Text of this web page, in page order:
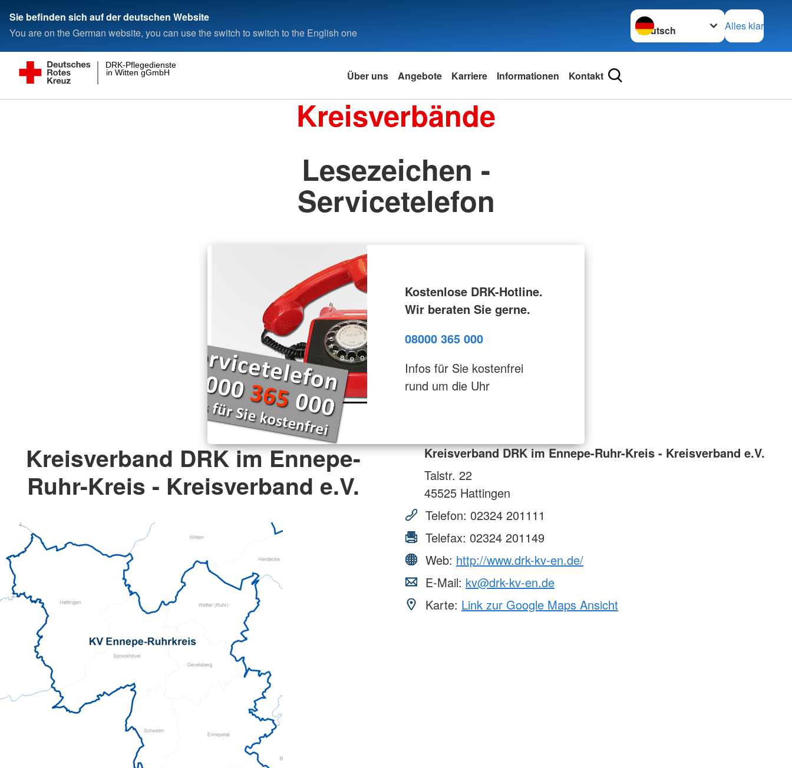
Sie befinden sich auf der deutschen Website
You are on the German website, you can use the switch to switch to the English one
Sprache wechseln zu
Alles klar
in Witten gGmbH
DRK-Pflegedienste
Über uns Angebote Karriere Informationen Kontakt
Kreisverbände
Lesezeichen -
Servicetelefon
Kostenlose DRK-Hotline.
Wir beraten Sie gerne.
08000 365 000
Infos für Sie kostenfrei
rund um die Uhr
Kreisverband DRK im Ennepe-
Ruhr-Kreis - Kreisverband e.V.
Kreisverband DRK im Ennepe-Ruhr-Kreis - Kreisverband e.V.
Talstr. 22
45525 Hattingen
Telefon: 02324 201111
Telefax: 02324 201149
Web: http://www.drk-kv-en.de/
E-Mail: kv@drk-kv-en.de
Karte: Link zur Google Maps Ansicht